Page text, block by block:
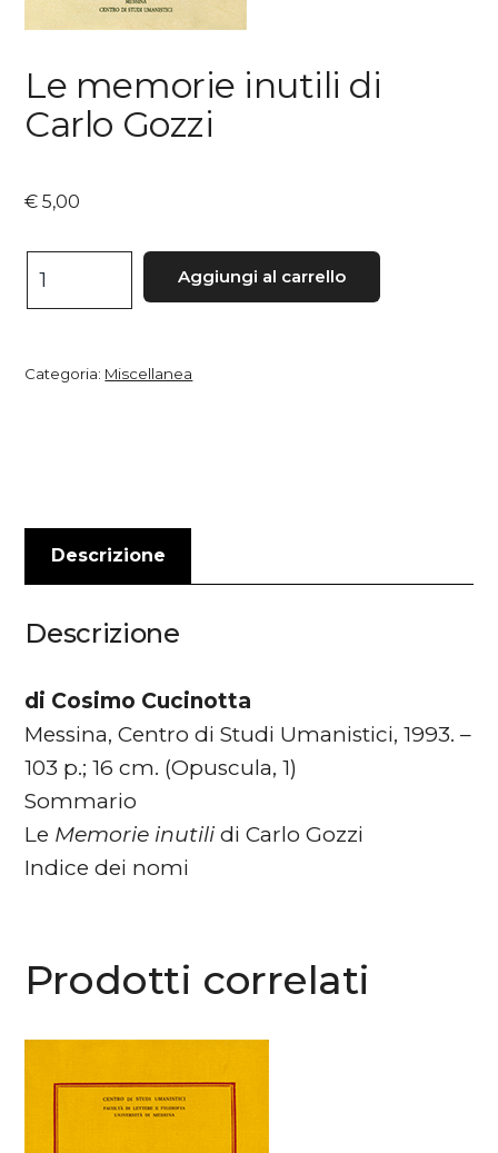
Le memorie inutili di
Carlo Gozzi
€ 5,00
memorie
Carlo
Aggiungi al carrello
Categoria: Miscellanea
Descrizione
Descrizione
di Cosimo Cucinotta
Messina, Centro di Studi Umanistici, 1993. –
103 p.; 16 cm. (Opuscula, 1)
Sommario
Le Memorie inutilidi Carlo Gozzi
Indice dei nomi
Prodotti correlati